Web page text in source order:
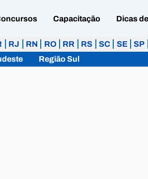
Capacitação Dicas
RJ RN RO RR RS SC SE SP
Região Sul